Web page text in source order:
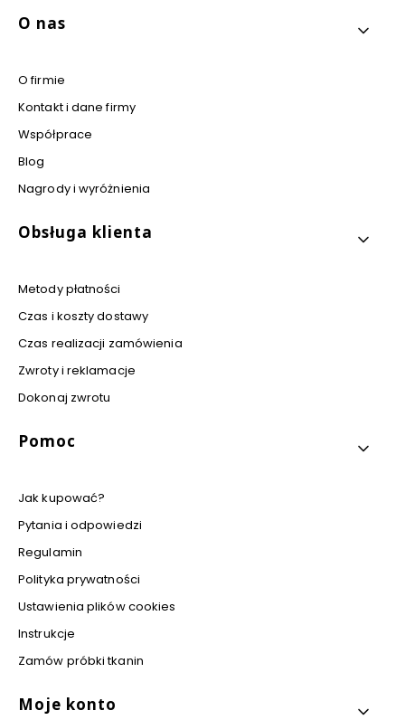
Linki w stopce
O nas
O firmie
Kontakt i dane firmy
Współprace
Blog
Nagrody i wyróżnienia
Obsługa klienta
Metody płatności
Czas i koszty dostawy
Czas realizacji zamówienia
Zwroty i reklamacje
Dokonaj zwrotu
Pomoc
Jak kupować?
Pytania i odpowiedzi
Regulamin
Polityka prywatności
Ustawienia plików cookies
Instrukcje
Zamów próbki tkanin
Moje konto